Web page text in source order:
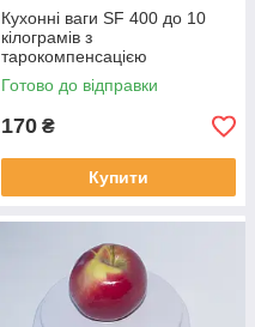
Кухонні ваги SF 400 до 10
кілограмів з
тарокомпенсацією
Готово до відправки
170 ₴
Купити